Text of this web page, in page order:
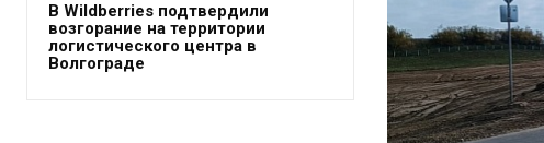
В Wildberries подтвердили
возгорание на территории
логистического центра в
Волгограде